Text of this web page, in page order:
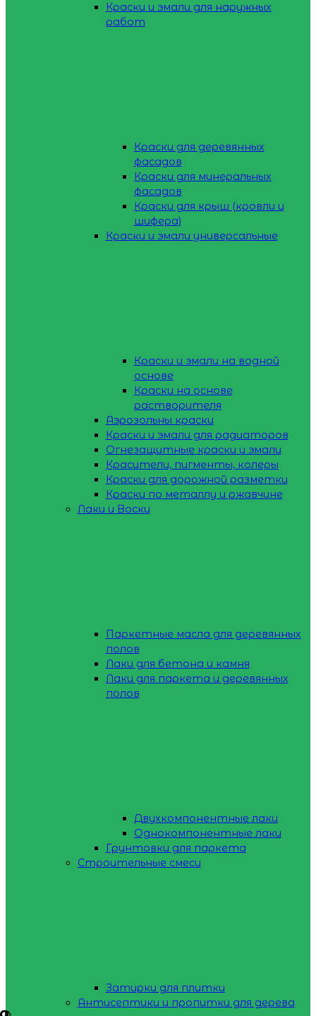
Краски и эмали для наружных
работ
Краски для деревянных
фасадов
Краски для минеральных
фасадов
Краски для крыш (кровли и
шифера)
Краски и эмали универсальные
Краски и эмали на водной
основе
Краски на основе
растворителя
Аэрозольны краски
Краски и эмали для радиаторов
Огнезащитные краски и эмали
Красители, пигменты, колеры
Краски для дорожной разметки
Краски по металлу и ржавчине
Лаки и Воски
Паркетные масла для деревянных
полов
Лаки для бетона и камня
Лаки для паркета и деревянных
полов
Двухкомпонентные лаки
Однокомпонентные лаки
Грунтовки для паркета
Строительные смеси
Затирки для плитки
Антисептики и пропитки для дерева